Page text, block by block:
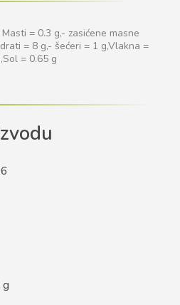
= 0.3 g,- zasićene masne
= 8 g,- šećeri = 1 g,Vlakna =
= 0.65 g